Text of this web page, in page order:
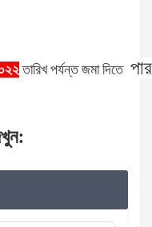
তারিখ পর্যন্ত জমা দিতে
: